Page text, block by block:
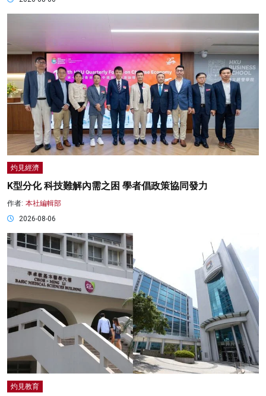
灼見經濟
K型分化 科技難解內需之困 學者倡政策協同發力
作者: 本社編輯部
2026-08-06
灼見教育